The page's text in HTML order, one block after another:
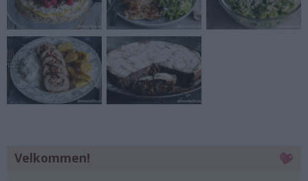
Velkommen!